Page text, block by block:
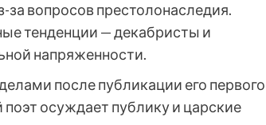
вопросов престолонаследия.
тенденции — декабристы и
напряженности.
после публикации его первого
поэт осуждает публику и царские